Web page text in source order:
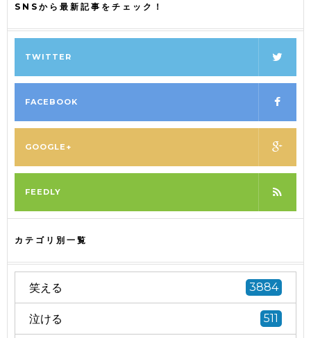
SNSから最新記事をチェック！
TWITTER
FACEBOOK
GOOGLE+
FEEDLY
カテゴリ別一覧
笑える 3884
泣ける 511